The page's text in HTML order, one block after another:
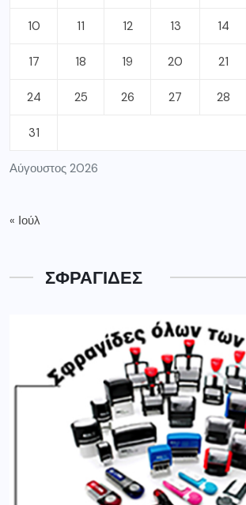
Αύγουστος 2026
10 11 12 13 14
17 18 19 20 21
24 25 26 27 28
31
« Ιούλ
ΣΦΡΑΓΙΔΕΣ